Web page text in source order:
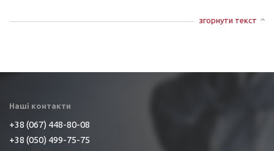
згорнути текст
Наші контакти
+38 (067) 448-80-08
+38 (050) 499-75-75